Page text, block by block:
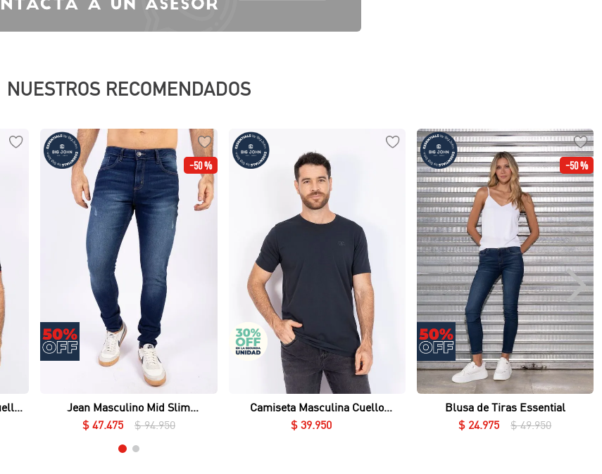
NUESTROS RECOMENDADOS
-50 %
Vista rápida
Jean Masculino Mid Slim
Essential
$ 47.475 $ 94.950
Vista rápida
Camiseta Masculina Cuello
$ 39 950
-50 %
Vista rápida
Blusa de Tiras Essential
$ 24. 975 $ 49.950